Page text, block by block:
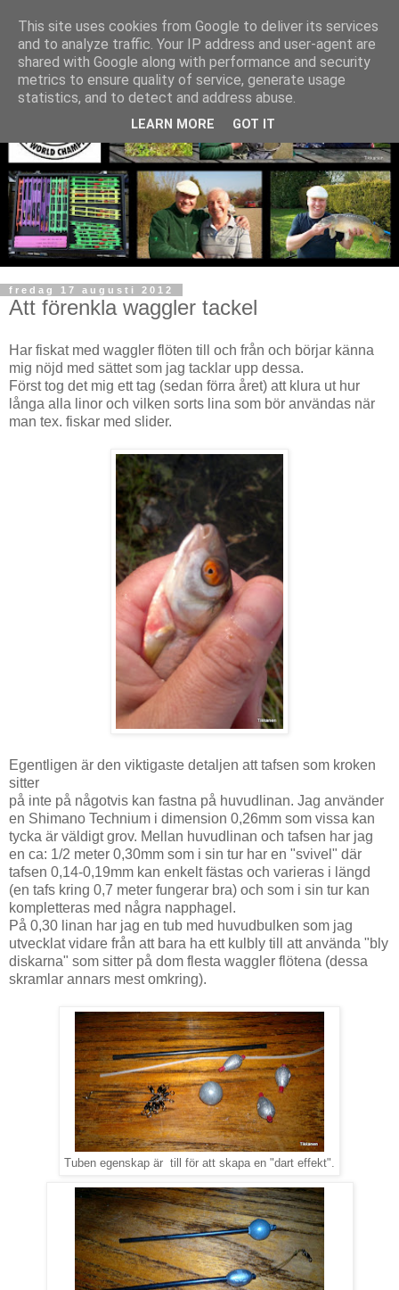
fredag 17 augusti 2012
Att förenkla waggler tackel
Har fiskat med waggler flöten till och från och börjar känna
mig nöjd med sättet som jag tacklar upp dessa.
Först tog det mig ett tag (sedan förra året) att klura ut hur
långa alla linor och vilken sorts lina som bör användas när
man tex. fiskar med slider.
Egentligen är den viktigaste detaljen att tafsen som kroken
sitter
på inte på någotvis kan fastna på huvudlinan. Jag använder
en Shimano Technium i dimension 0,26mm som vissa kan
tycka är väldigt grov. Mellan huvudlinan och tafsen har jag
en ca: 1/2 meter 0,30mm som i sin tur har en "svivel" där
tafsen 0,14-0,19mm kan enkelt fästas och varieras i längd
(en tafs kring 0,7 meter fungerar bra) och som i sin tur kan
kompletteras med några napphagel.
På 0,30 linan har jag en tub med huvudbulken som jag
utvecklat vidare från att bara ha ett kulbly till att använda "bly
diskarna" som sitter på dom flesta waggler flötena (dessa
skramlar annars mest omkring).
Tuben egenskap är till för att skapa en "dart effekt".
This site uses cookies from Google to deliver its services
and to analyze traffic. Your IP address and user-agent are
shared with Google along with performance and security
metrics to ensure quality of service, generate usage
statistics, and to detect and address abuse.
LEARN MORE GOT IT